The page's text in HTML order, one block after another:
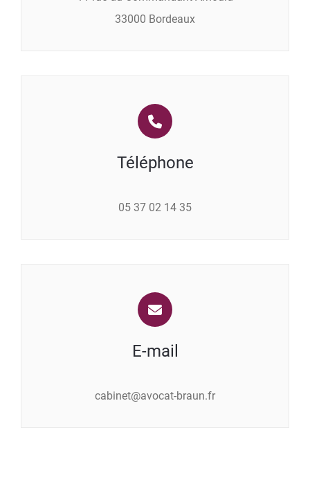
33000 Bordeaux
Téléphone
05 37 02 14 35
E-mail
cabinet@avocat-braun.fr